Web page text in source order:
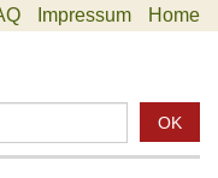
Impressum Home
OK